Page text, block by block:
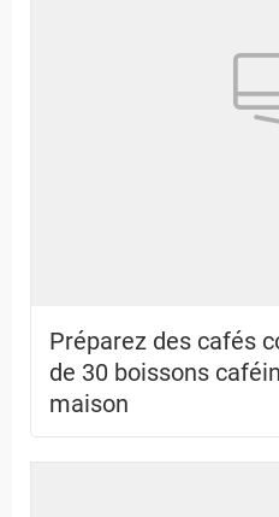
Préparez des cafés
de 30 boissons
maison